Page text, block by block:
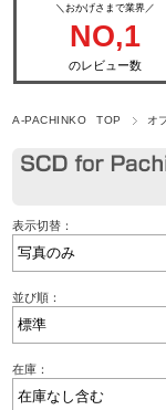
＼おかげさまで業界／
NO,1
のレビュー数
A-PACHINKO TOP オ
表示切替：
並び順：
在庫：